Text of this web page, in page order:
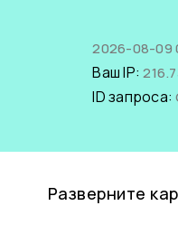
2026-08-09
Ваш IP:
ID запроса:
Разверните